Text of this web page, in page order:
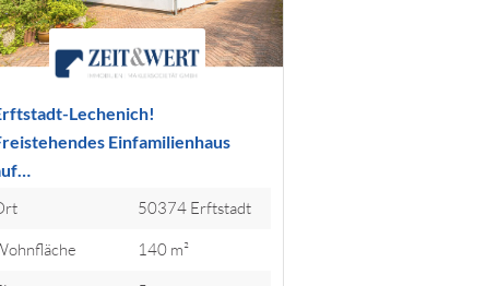
Lechenich!
Einfamilienhaus
50374 Erftstadt
140 m²